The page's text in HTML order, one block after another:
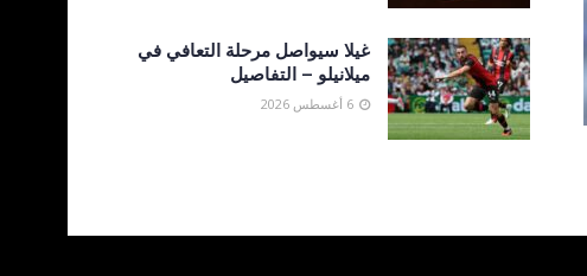
غيلا سيواصل مرحلة التعافي في
ميلانيلو – التفاصيل